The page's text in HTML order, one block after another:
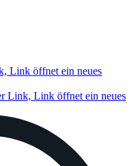
Link öffnet ein neues
Link, Link öffnet ein neues